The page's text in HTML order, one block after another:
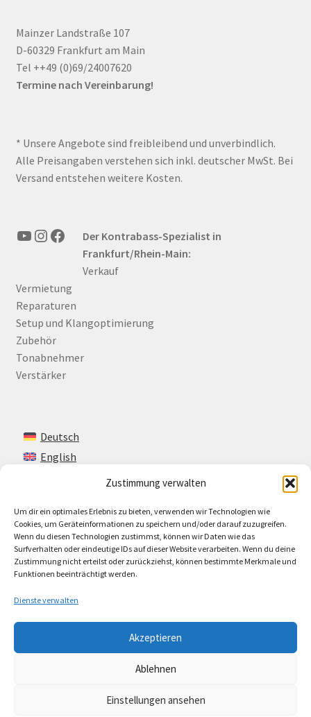
Zustimmung verwalten
Um dir ein optimales Erlebnis zu bieten, verwenden wir Technologien wie
Cookies, um Geräteinformationen zu speichern und/oder darauf zuzugreifen.
Wenn du diesen Technologien zustimmst, können wir Daten wie das
Surfverhalten oder eindeutige IDs auf dieser Website verarbeiten. Wenn du deine
Zustimmung nicht erteilst oder zurückziehst, können bestimmte Merkmale und
Funktionen beeinträchtigt werden.
Dienste verwalten
Akzeptieren
Ablehnen
Einstellungen ansehen
Mainzer Landstraße 107
D-60329 Frankfurt am Main
Tel ++49 (0)69/24007620
Termine nach Vereinbarung!
* Unsere Angebote sind freibleibend und unverbindlich.
Alle Preisangaben verstehen sich inkl. deutscher MwSt. Bei
Versand entstehen weitere Kosten.
YouTube
Instagram
FacebookDer Kontrabass-Spezialist in
Frankfurt/Rhein-Main:
Verkauf
Vermietung
Reparaturen
Setup und Klangoptimierung
Zubehör
Tonabnehmer
Verstärker
Deutsch
English
Kontakt
Impressum + AGB
Cookie-Richtlinie (EU)
© Lando Music 2026
Erstellt mit WooCommerce